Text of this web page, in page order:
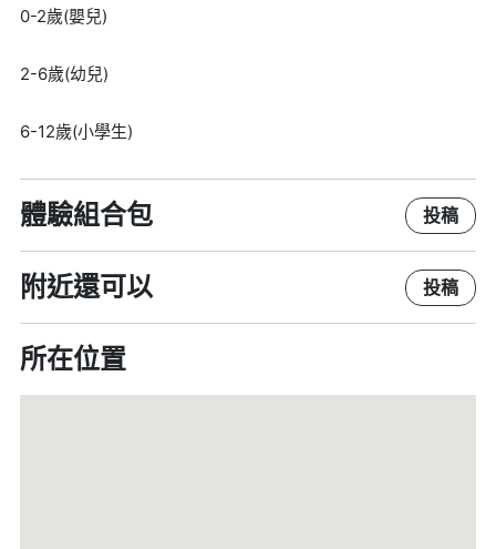
0-2歲(嬰兒)
2-6歲(幼兒)
6-12歲(小學生)
體驗組合包 投稿
附近還可以 投稿
所在位置